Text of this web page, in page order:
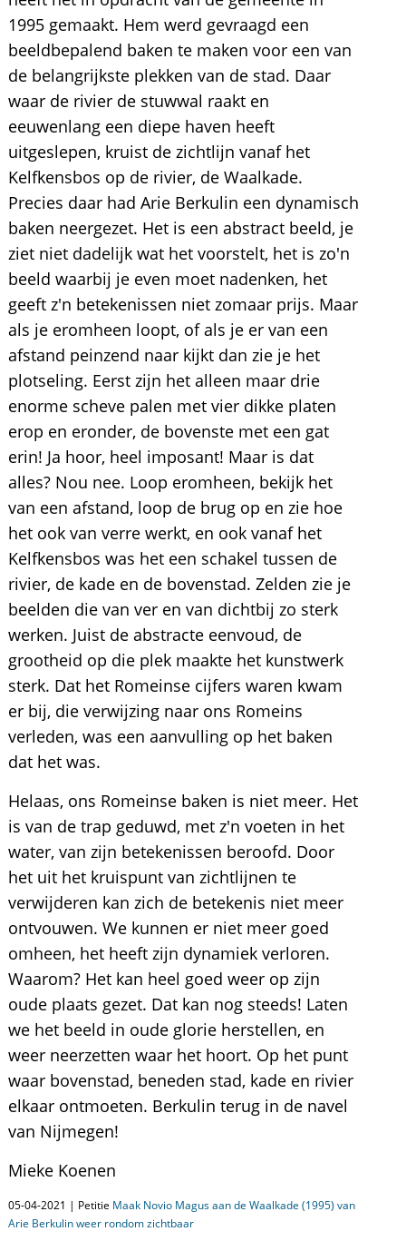
1995 gemaakt. Hem werd gevraagd een
beeldbepalend baken te maken voor een van
de belangrijkste plekken van de stad. Daar
waar de rivier de stuwwal raakt en
eeuwenlang een diepe haven heeft
uitgeslepen, kruist de zichtlijn vanaf het
Kelfkensbos op de rivier, de Waalkade.
Precies daar had Arie Berkulin een dynamisch
baken neergezet. Het is een abstract beeld, je
ziet niet dadelijk wat het voorstelt, het is zo'n
beeld waarbij je even moet nadenken, het
geeft z'n betekenissen niet zomaar prijs. Maar
als je eromheen loopt, of als je er van een
afstand peinzend naar kijkt dan zie je het
plotseling. Eerst zijn het alleen maar drie
enorme scheve palen met vier dikke platen
erop en eronder, de bovenste met een gat
erin! Ja hoor, heel imposant! Maar is dat
alles? Nou nee. Loop eromheen, bekijk het
van een afstand, loop de brug op en zie hoe
het ook van verre werkt, en ook vanaf het
Kelfkensbos was het een schakel tussen de
rivier, de kade en de bovenstad. Zelden zie je
beelden die van ver en van dichtbij zo sterk
werken. Juist de abstracte eenvoud, de
grootheid op die plek maakte het kunstwerk
sterk. Dat het Romeinse cijfers waren kwam
er bij, die verwijzing naar ons Romeins
verleden, was een aanvulling op het baken
dat het was.
Helaas, ons Romeinse baken is niet meer. Het
is van de trap geduwd, met z'n voeten in het
water, van zijn betekenissen beroofd. Door
het uit het kruispunt van zichtlijnen te
verwijderen kan zich de betekenis niet meer
ontvouwen. We kunnen er niet meer goed
omheen, het heeft zijn dynamiek verloren.
Waarom? Het kan heel goed weer op zijn
oude plaats gezet. Dat kan nog steeds! Laten
we het beeld in oude glorie herstellen, en
weer neerzetten waar het hoort. Op het punt
waar bovenstad, beneden stad, kade en rivier
elkaar ontmoeten. Berkulin terug in de navel
van Nijmegen!
Mieke Koenen
05-04-2021 | Petitie Maak Novio Magus aan de Waalkade (1995) van
Arie Berkulin weer rondom zichtbaar